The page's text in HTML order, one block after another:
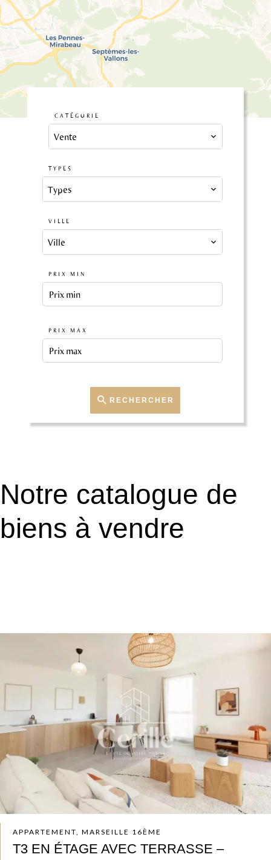
CATÉGORIE
Vente
TYPES
Types
VILLE
Ville
PRIX MIN
PRIX MAX
RECHERCHER
Notre catalogue de
biens à vendre
APPARTEMENT, MARSEILLE 16ÈME
T3 EN ÉTAGE AVEC TERRASSE –